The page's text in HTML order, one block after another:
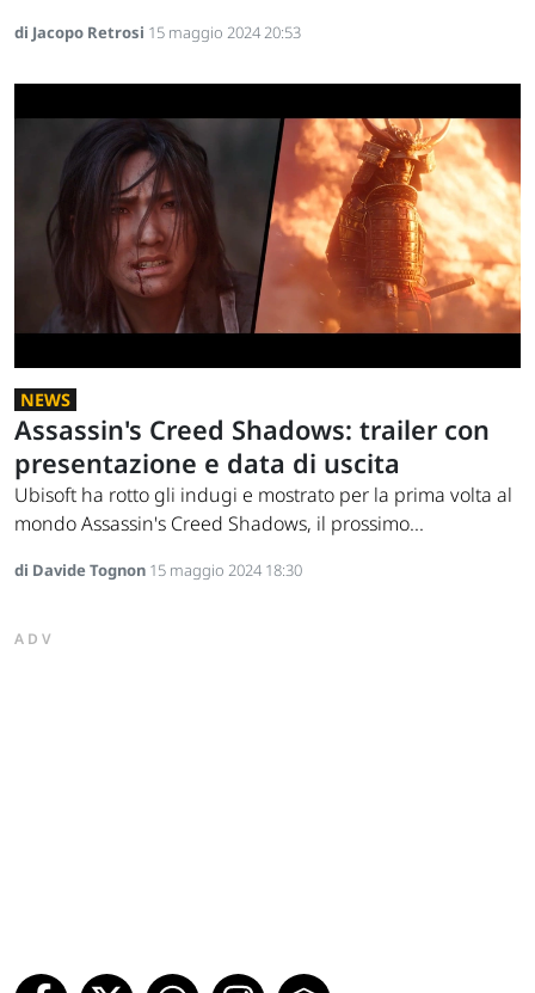
di Jacopo Retrosi 15 maggio 2024 20:53
NEWS
Assassin's Creed Shadows: trailer con
presentazione e data di uscita
Ubisoft ha rotto gli indugi e mostrato per la prima volta al
mondo Assassin's Creed Shadows, il prossimo...
di Davide Tognon 15 maggio 2024 18:30
ADV